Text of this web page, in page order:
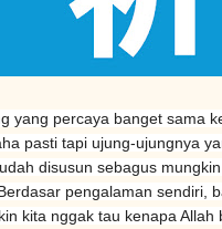
yang percaya banget sama
pasti tapi ujung-ujungnya
disusun sebagus
pengalaman sendiri,
kita nggak tau kenapa Allah